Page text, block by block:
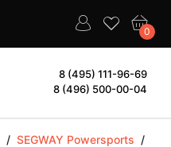
0
8 (495) 111-96-69
8 (496) 500-00-04
/ SEGWAY Powersports /